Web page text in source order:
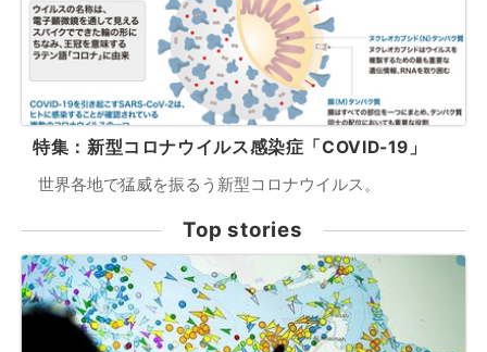
特集：新型コロナウイルス感染症「COVID-19」
世界各地で猛威を振るう新型コロナウイルス。
Top stories